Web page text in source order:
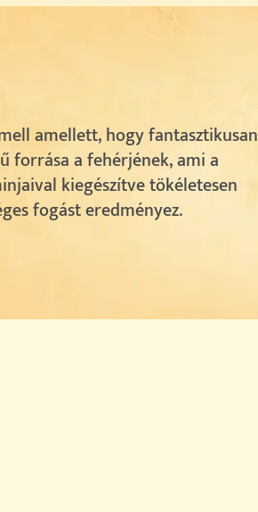
amellett, hogy fantasztikusan
forrása a fehérjének, ami a
kiegészítve tökéletesen
fogást eredményez.